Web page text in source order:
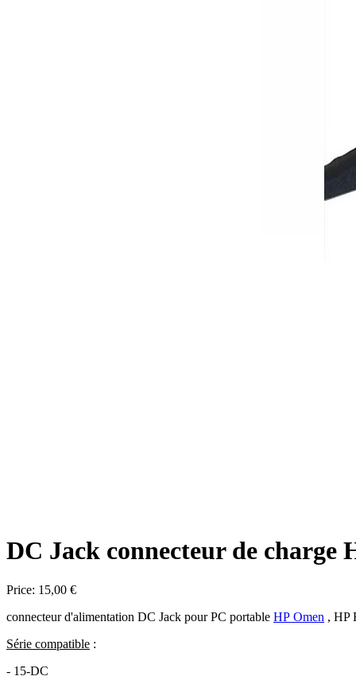
DC Jack connecteur de charge
Price: 15,00 €
connecteur d'alimentation DC Jack pour PC portable HP Omen , HP
Série compatible :
- 15-DC